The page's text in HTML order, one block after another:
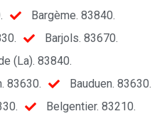
Bargème. 83840.
Barjols. 83670.
(La). 83840.
83630.
Bauduen. 83630.
Belgentier. 83210.